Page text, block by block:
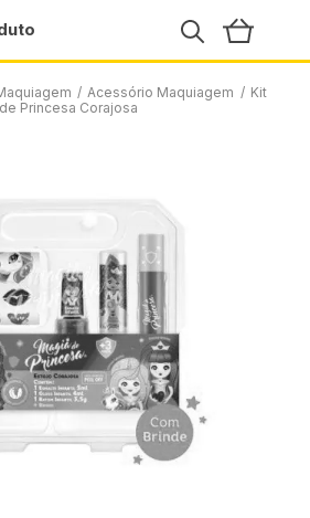
/ Acessório Maquiagem / Kit
Princesa Corajosa